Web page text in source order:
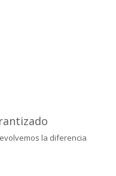
la diferencia